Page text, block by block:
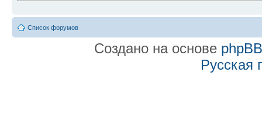
Список форумов
Создано на основе phpBB
Русская